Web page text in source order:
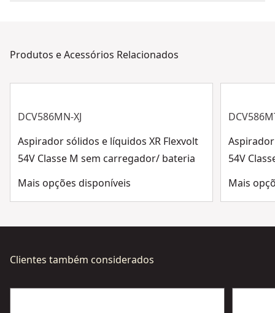
Peso do Produto
Ver mais
cumpram a todas as regulamentações relevantes.
Produtos e Acessórios Relacionados
DCV586MN-XJ
Aspirador sólidos e líquidos XR Flexvolt
54V Classe M sem carregador/ bateria
Mais opções disponíveis
54V
Mais
Clientes também considerados